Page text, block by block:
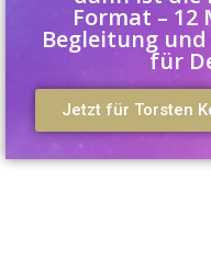
Format – 12
Begleitung
für
Jetzt für Torsten